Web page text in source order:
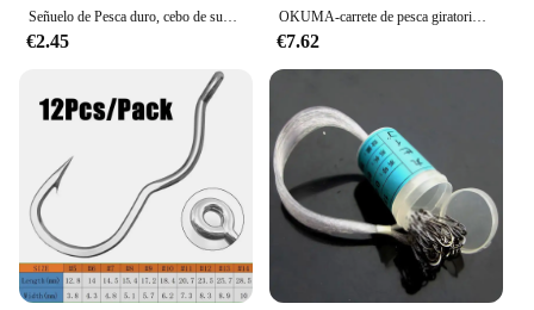
Señuelo de Pesca duro, cebo de superficie de 1 piezas, 100mm, 18g, lápiz, lubina, carpa, Skitter, perrito, Wobbler, Topwater, 9156
€2.45
OKUMA-carrete de pesca giratorio con agarre de bola de Metal, copa de carrete de Metal 5,2: 1, arrastre máximo de 12KG + gafas, el más nuevo
€7.62